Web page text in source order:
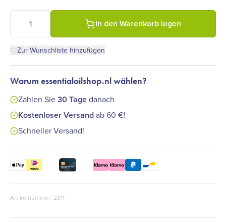
Farfalla - Mandarin Carpe Diem Deo Spray (100 ml) Menge
In den Warenkorb legen
Zur Wunschliste hinzufügen
Warum essentialoilshop.nl wählen?
Zahlen Sie30 Tagedanach
Kostenloser Versandab 60 €!
Schneller Versand!
Artikelnummer: 2311